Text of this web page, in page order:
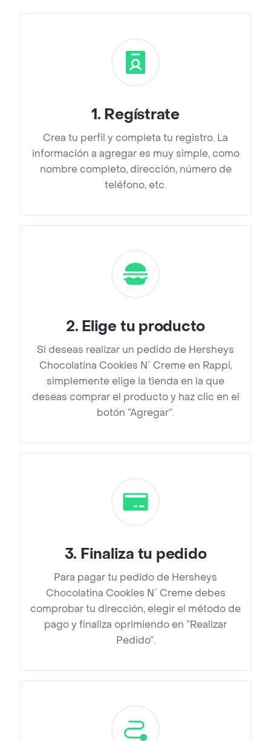
1. Regístrate
Crea tu perfil y completa tu registro. La
información a agregar es muy simple, como
nombre completo, dirección, número de
teléfono, etc.
2. Elige tu producto
Si deseas realizar un pedido de Hersheys
Chocolatina Cookies N´ Creme en Rappi,
simplemente elige la tienda en la que
deseas comprar el producto y haz clic en el
botón “Agregar”.
3. Finaliza tu pedido
Para pagar tu pedido de Hersheys
Chocolatina Cookies N´ Creme debes
comprobar tu dirección, elegir el método de
pago y finaliza oprimiendo en “Realizar
Pedido”.